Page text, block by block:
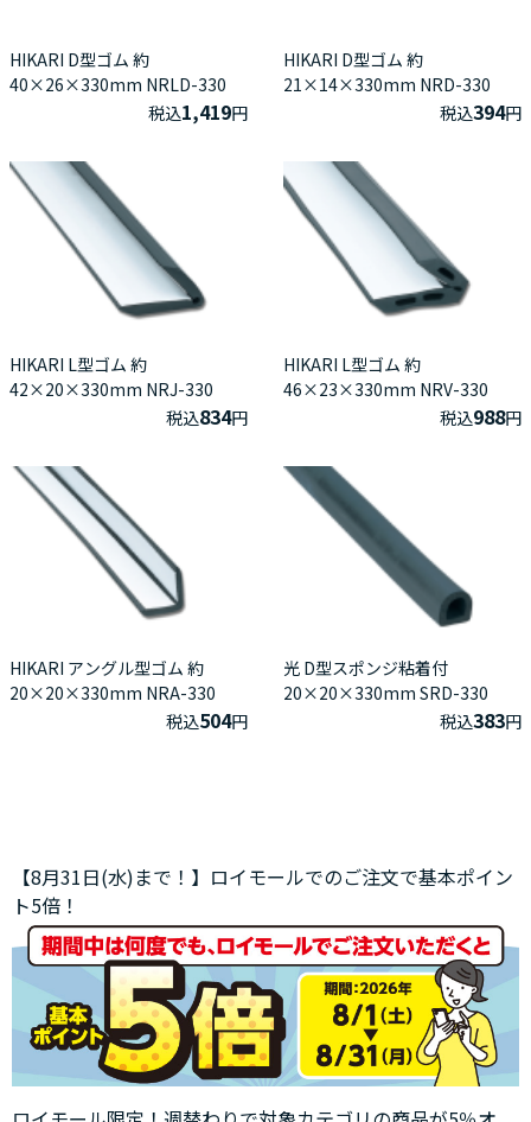
HIKARI D型ゴム 約
40×26×330mm NRLD-330
税込1,419円
HIKARI D型ゴム 約
21×14×330mm NRD-330
税込394円
HIKARI L型ゴム 約
42×20×330mm NRJ-330
税込834円
HIKARI L型ゴム 約
46×23×330mm NRV-330
税込988円
HIKARI アングル型ゴム 約
20×20×330mm NRA-330
税込504円
光 D型スポンジ粘着付
20×20×330mm SRD-330
税込383円
【8月31日(水)まで！】ロイモールでのご注文で基本ポイン
ト5倍！